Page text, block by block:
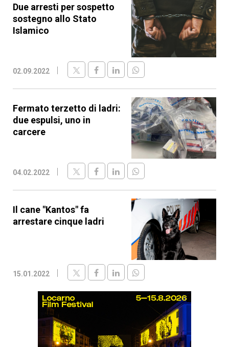
Due arresti per sospetto
sostegno allo Stato
Islamico
02.09.2022
Fermato terzetto di ladri:
due espulsi, uno in
carcere
04.02.2022
Il cane "Kantos" fa
arrestare cinque ladri
15.01.2022